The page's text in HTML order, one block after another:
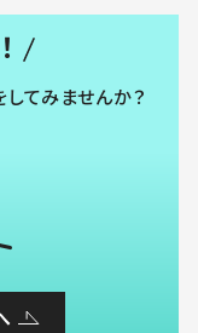
てみませんか？